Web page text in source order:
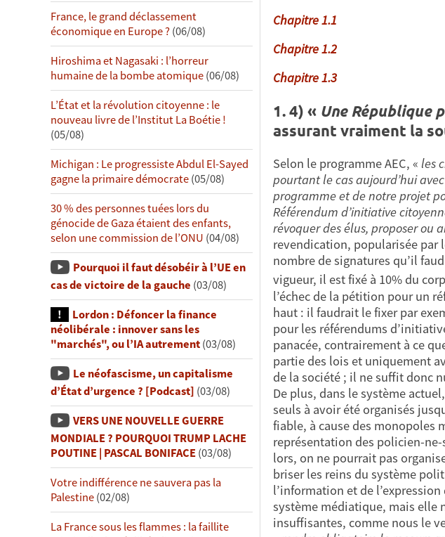
France, le grand déclassement
économique en Europe ?(06/08)
Hiroshima et Nagasaki : l’horreur
humaine de la bombe atomique(06/08)
L’État et la révolution citoyenne : le
nouveau livre de l’Institut La Boétie !
(05/08)
Michigan : Le progressiste Abdul El-Sayed
gagne la primaire démocrate(05/08)
30 % des personnes tuées lors du
génocide de Gaza étaient des enfants,
selon une commission de l’ONU (04/08)
Pourquoi il faut désobéir à l’UE en
cas de victoire de la gauche (03/08)
Lordon : Défoncer la finance
néolibérale : innover sans les
"marchés", ou l’IA autrement(03/08)
Le néofascisme, un capitalisme
d’État d’urgence ? [Podcast] (03/08)
VERS UNE NOUVELLE GUERRE
MONDIALE ? POURQUOI TRUMP LACHE
POUTINE | PASCAL BONIFACE(03/08)
Votre indifférence ne sauvera pas la
Palestine(02/08)
La France sous les flammes : la faillite
Chapitre 1.1
Chapitre 1.2
Chapitre 1.3
1. 4) « Une République
assurant vraiment la
Selon le programme AEC, « les
pourtant le cas aujourd’hui
programme et de notre projet
Référendum d’initiative
révoquer des élus, proposer ou
revendication, popularisée par
nombre de signatures qu’il
vigueur, il est fixé à 10% du
l’échec de la pétition pour un
haut : il faudrait le fixer par
pour les référendums
panacée, contrairement à ce
partie des lois et uniquement
de la société ; il ne suffit donc
De plus, dans le système
seuls à avoir été organisés
fiable, à cause des monopoles
représentation des policien-ne-
lors, on ne pourrait pas
briser les reins du système
l’information et de
système médiatique, mais elle
insuffisantes, comme nous le